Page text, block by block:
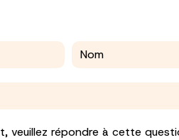
veuillez répondre à cette